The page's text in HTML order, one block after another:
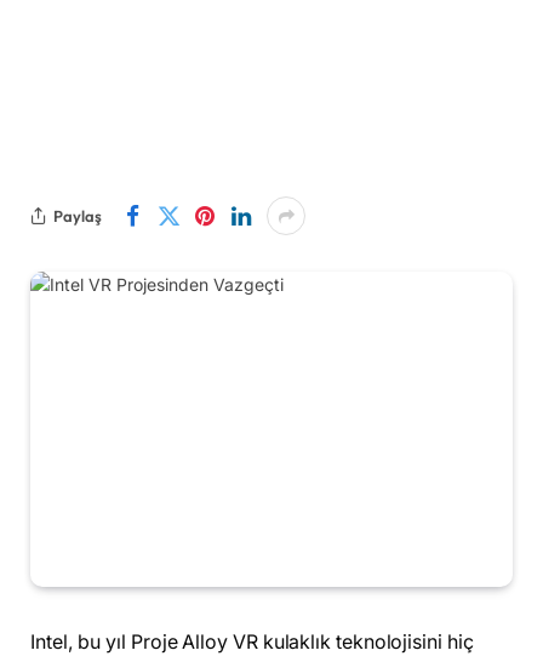
Paylaş
Intel, bu yıl Proje Alloy VR kulaklık teknolojisini hiç